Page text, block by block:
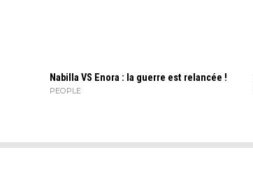
Nabilla VS Enora : la guerre est relancée !
PEOPLE